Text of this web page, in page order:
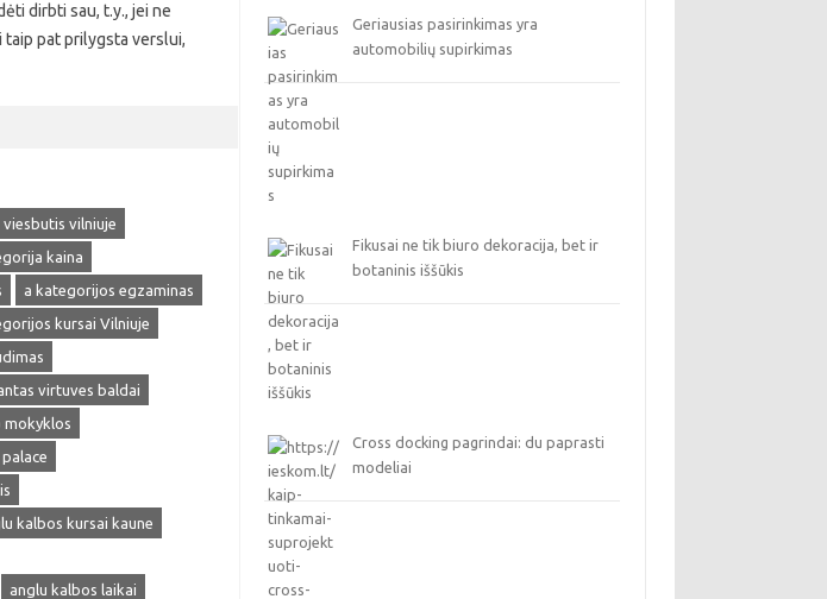
dirbti sau, t.y., jei ne
taip pat prilygsta verslui,
vilniuje
kaina
a kategorijos egzaminas
kursai Vilniuje
virtuves baldai
mokyklos
kalbos kursai kaune
anglu kalbos laikai
Geriausias pasirinkimas yra
automobilių supirkimas
Fikusai ne tik biuro dekoracija, bet ir
botaninis iššūkis
Cross docking pagrindai: du paprasti
modeliai